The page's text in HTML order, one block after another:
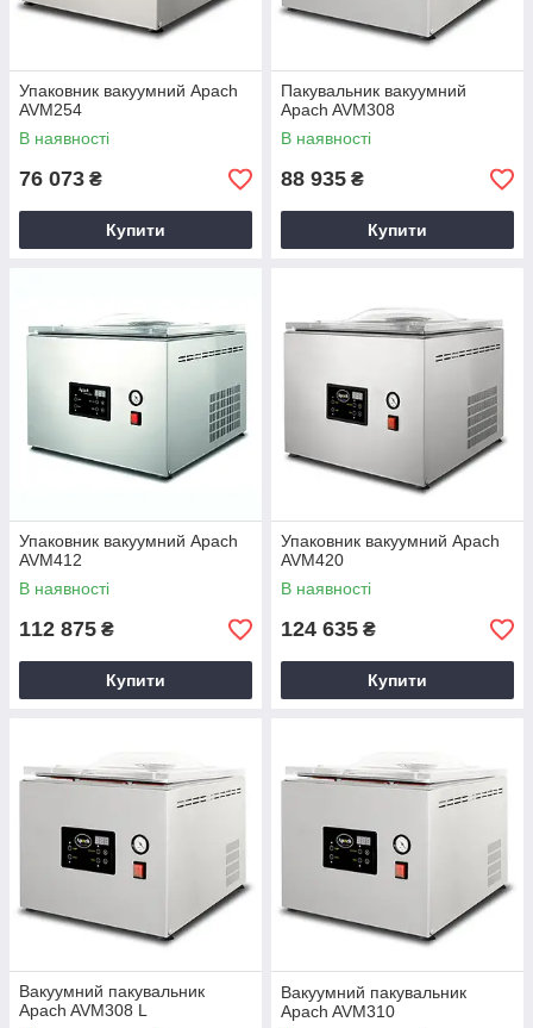
Упаковник вакуумний Apach
AVM254
В наявності
76 073 ₴
Купити
Пакувальник вакуумний
Apach AVM308
В наявності
88 935 ₴
Купити
Упаковник вакуумний Apach
AVM412
В наявності
112 875 ₴
Купити
Упаковник вакуумний Apach
AVM420
В наявності
124 635 ₴
Купити
Вакуумний пакувальник
Apach AVM308 L
Вакуумний пакувальник
Apach AVM310